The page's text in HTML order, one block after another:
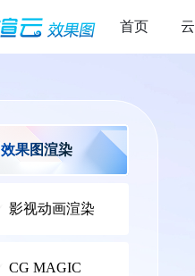
首页
效果图渲染
影视动画渲染
CG MAGIC